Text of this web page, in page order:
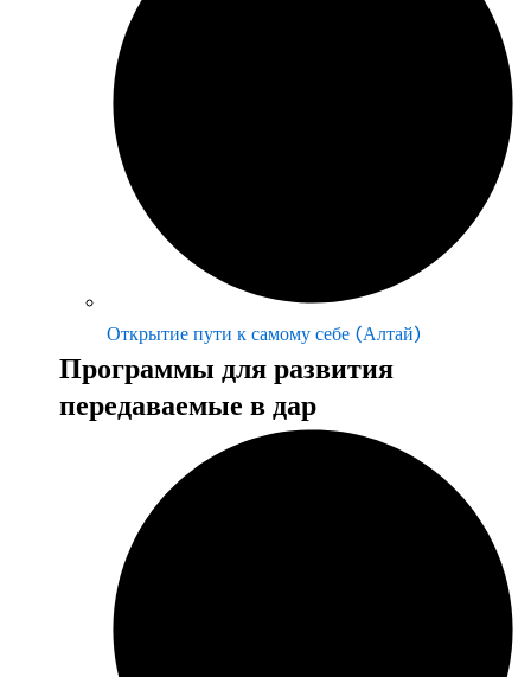
Открытие пути к самому себе (Алтай)
Программы для развития
передаваемые в дар